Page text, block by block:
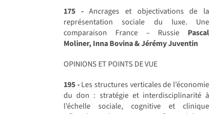
175 -Ancrages et objectivations de la
représentation sociale du luxe. Une
comparaison France – Russie Pascal
Moliner, Inna Bovina & Jérémy Juventin
OPINIONS ET POINTS DE VUE
195 -Les structures verticales de l’économie
du don : stratégie et interdisciplinarité à
l’échelle sociale, cognitive et clinique